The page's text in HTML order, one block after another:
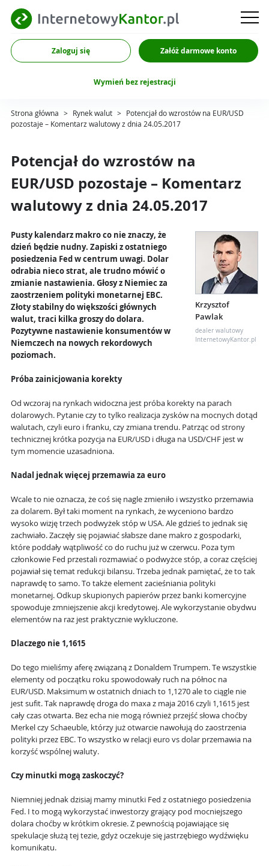
Zaloguj się Załóż darmowe konto
Wymień bez rejestracji
Strona główna > Rynek walut > Potencjał do wzrostów na EUR/USD
pozostaje – Komentarz walutowy z dnia 24.05.2017
Potencjał do wzrostów na
EUR/USD pozostaje – Komentarz
walutowy z dnia 24.05.2017
Krzysztof
Pawlak
dealer walutowy
InternetowyKantor.pl
Pusty kalendarz makro co nie znaczy, że
dzień będzie nudny. Zapiski z ostatniego
posiedzenia Fed w centrum uwagi. Dolar
odrabia nieco strat, ale trudno mówić o
zmianie nastawienia. Głosy z Niemiec za
zaostrzeniem polityki monetarnej EBC.
Złoty stabilny do większości głównych
walut, traci kilka groszy do dolara.
Pozytywne nastawienie konsumentów w
Niemczech na nowych rekordowych
poziomach.
Próba zainicjowania korekty
Od wczoraj na rynkach widoczna jest próba korekty na parach
dolarowych. Pytanie czy to tylko realizacja zysków na mocnych dotąd
walutach, czyli euro i franku, czy zmiana trendu. Patrząc od strony
technicznej krótka pozycja na EUR/USD i długa na USD/CHF jest w
tym momencie uzasadniona.
Nadal jednak więcej przemawia za euro
Wcale to nie oznacza, że coś się nagle zmieniło i wszystko przemawia
za dolarem. Był taki moment na rynkach, że wyceniono bardzo
wysoko wizję trzech podwyżek stóp w USA. Ale gdzieś to jednak się
zachwiało. Zaczęły się pojawiać słabsze dane makro z gospodarki,
które poddały wątpliwość co do ruchu już w czerwcu. Poza tym
członkowie Fed przestali rozmawiać o podwyżce stóp, a coraz częściej
pojawiał się temat redukcji bilansu. Trzeba jednak pamiętać, że to tak
naprawdę to samo. To także element zacieśniania polityki
monetarnej. Odkup skupionych papierów przez banki komercyjne
spowoduje zmniejszenie akcji kredytowej. Ale wykorzystanie obydwu
elementów na raz jest praktycznie wykluczone.
Dlaczego nie 1,1615
Do tego mieliśmy aferę związaną z Donaldem Trumpem. Te wszystkie
elementy od początku roku spowodowały ruch na północ na
EUR/USD. Maksimum w ostatnich dniach to 1,1270 ale to ciągle nie
jest sufit. Tak naprawdę droga do maxa z maja 2016 czyli 1,1615 jest
cały czas otwarta. Bez echa nie mogą również przejść słowa choćby
Merkel czy Schaeuble, którzy już otwarcie nawołują do zaostrzenia
polityki przez EBC. To wszystko w relacji euro vs dolar przemawia na
korzyść wspólnej waluty.
Czy minutki mogą zaskoczyć?
Niemniej jednak dzisiaj mamy minutki Fed z ostatniego posiedzenia
Fed. I to mogą wykorzystać inwestorzy grający pod mocniejszego
dolara choćby w krótkim okresie. Z pewnością pojawiające się
spekulacje służą tej tezie, gdyż oczekuje się jastrzębiego wydźwięku
komunikatu.